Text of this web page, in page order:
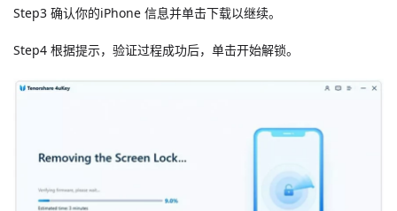
Step3 确认你的iPhone 信息并单击下载以继续。
Step4 根据提示，验证过程成功后，单击开始解锁。